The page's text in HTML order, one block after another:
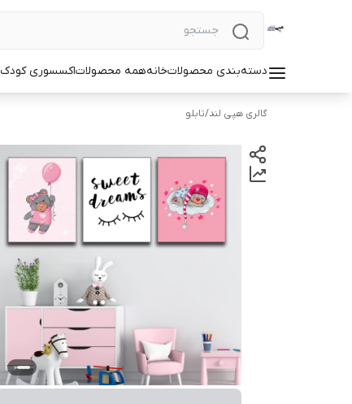
دسته‌بندی محصولاتخانههمه محصولاتاکسسوری کودک
گالری هپی لند/تابلو